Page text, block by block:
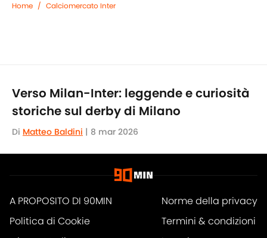
Home / Calciomercato Inter
Verso Milan-Inter: leggende e curiosità
storiche sul derby di Milano
Di Matteo Baldini | 8 mar 2026
A PROPOSITO DI 90MIN
Norme della privacy
Politica di Cookie
Termini & condizioni